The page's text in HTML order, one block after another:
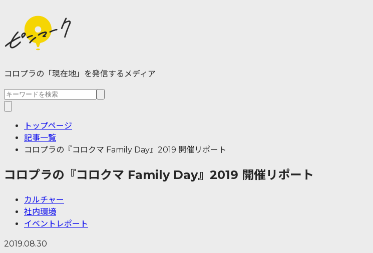
コロプラの「現在地」を発信するメディア
トップページ
記事一覧
コロプラの『コロクマ Family Day』2019 開催リポート
コロプラの『コロクマ Family Day』2019 開催リポート
カルチャー
社内環境
イベントレポート
2019.08.30